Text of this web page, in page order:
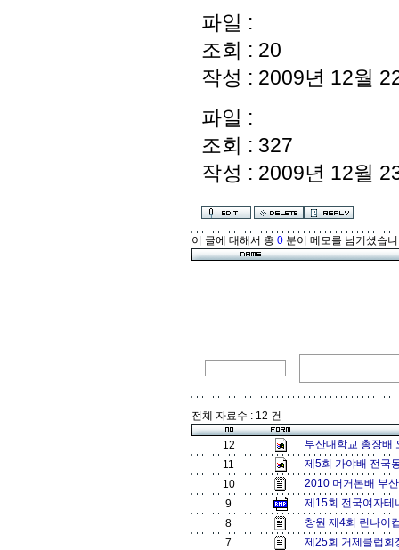
파일 :
조회 : 20
작성 : 2009년 12월
파일 :
조회 : 327
작성 : 2009년 12월
이 글에 대해서 총 0 분이 메모를 남기셨습
전체 자료수 : 12 건
12
부산대학교 총장
11
제5회 가야배 전국
10
2010 머거본배 부
9
제15회 전국여자
8
창원 제4회 린나이
7
제25회 거제클럽